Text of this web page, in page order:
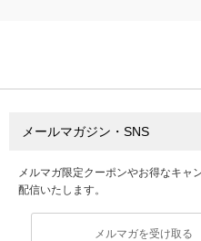
メールマガジン・SNS
メルマガ限定クーポンやお得なキャ
配信いたします。
メルマガを受け取る